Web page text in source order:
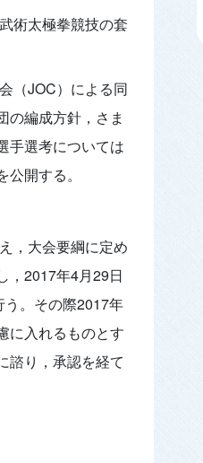
術太極拳競技の套
（JOC）による同
の編成方針，さま
手選考については
開する。
，大会要綱に定め
，2017年4月29日
。その際2017年
に入れるものとす
諮り，承認を経て